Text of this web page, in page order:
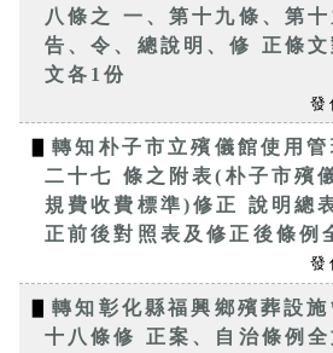
八條之 一、第十九條、第
告、令、總說明、修 正條
文各1份
▋轉知朴子市立殯儀館使用
二十七 條之附表(朴子市殯
規費收費標準)修正 說明總
正前後對照表及修正後條例
▋轉知彰化縣福興鄉殯葬設
十八條修 正案、自治條例